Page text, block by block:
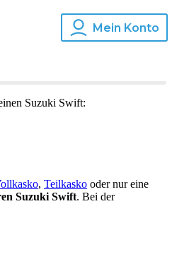
Mein Konto
Suzuki Swift:
, Teilkasko oder nur eine
Suzuki Swift. Bei der